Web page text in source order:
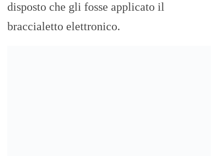
disposto che gli fosse applicato il
braccialetto elettronico.